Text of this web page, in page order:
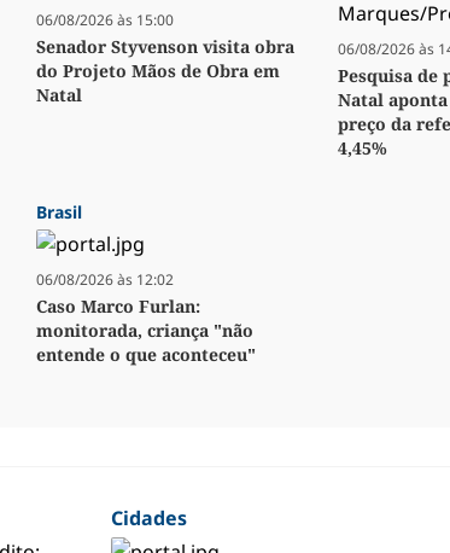
06/08/2026 às 15:00
Senador Styvenson visita obra
do Projeto Mãos de Obra em
Natal
06/08/2026 às
Pesquisa de
Natal
preço da
4,45%
Brasil
06/08/2026 às 12:02
Caso Marco Furlan:
monitorada, criança "não
entende o que aconteceu"
Cidades